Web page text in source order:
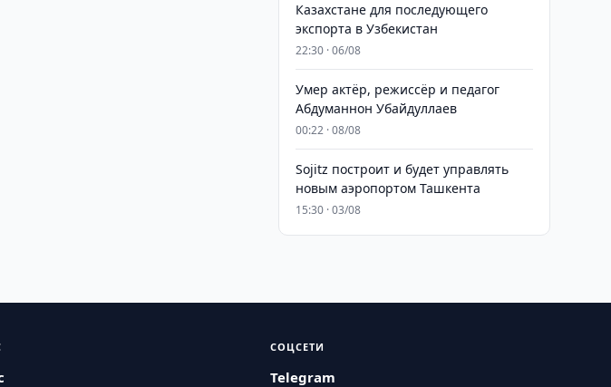
Казахстане для последующего
экспорта в Узбекистан
22:30 · 06/08
Умер актёр, режиссёр и педагог
Абдуманнон Убайдуллаев
00:22 · 08/08
Sojitz построит и будет управлять
новым аэропортом Ташкента
15:30 · 03/08
СОЦСЕТИ
Telegram